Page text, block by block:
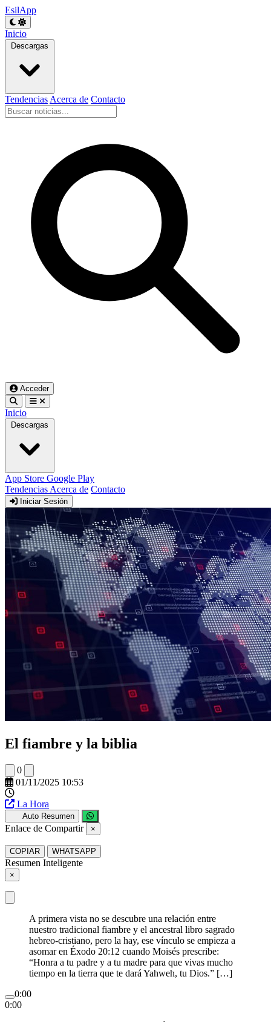
EsilApp
Inicio
Descargas
Tendencias Acerca de Contacto
Acceder
Inicio
Descargas
App Store Google Play
Tendencias Acerca de Contacto
Iniciar Sesión
El fiambre y la biblia
0
01/11/2025 10:53
La Hora
Auto Resumen
Enlace de Compartir ×
COPIAR WHATSAPP
Resumen Inteligente
×
A primera vista no se descubre una relación entre
nuestro tradicional fiambre y el ancestral libro sagrado
hebreo-cristiano, pero la hay, ese vínculo se empieza a
asomar en Éxodo 20:12 cuando Moisés prescribe:
“Honra a tu padre y a tu madre para que vivas mucho
tiempo en la tierra que te dará Yahweh, tu Dios.” […]
0:00
0:00